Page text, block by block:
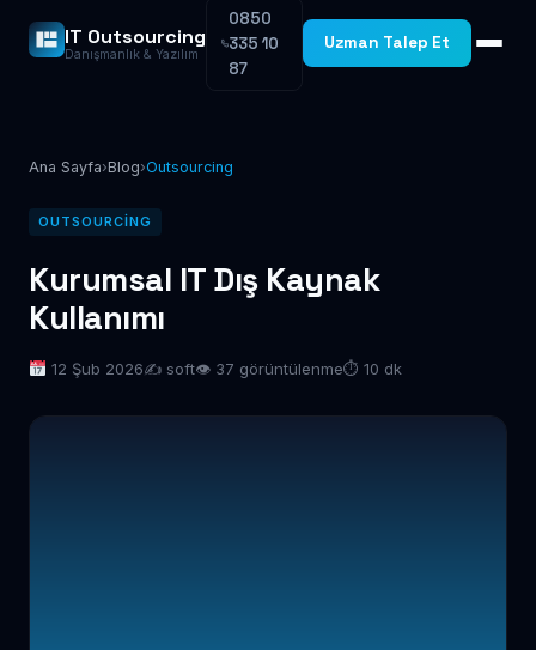
IT Outsourcing
Danışmanlık & Yazılım
0850
335 10
87
Uzman Talep Et
Ana Sayfa›Blog›Outsourcing
OUTSOURCING
Kurumsal IT Dış Kaynak
Kullanımı
12 Şub 2026✍️ soft👁 37 görüntülenme⏱ 10 dk